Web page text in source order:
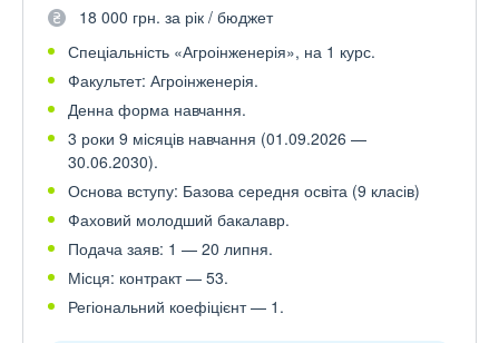
18 000 грн. за рік / бюджет
Спеціальність «Агроінженерія», на 1 курс.
Факультет: Агроінженерія.
Денна форма навчання.
3 роки 9 місяців навчання (01.09.2026 —
30.06.2030).
Основа вступу: Базова середня освіта (9 класів)
Фаховий молодший бакалавр.
Подача заяв: 1 — 20 липня.
Місця: контракт — 53.
Регіональний коефіцієнт — 1.